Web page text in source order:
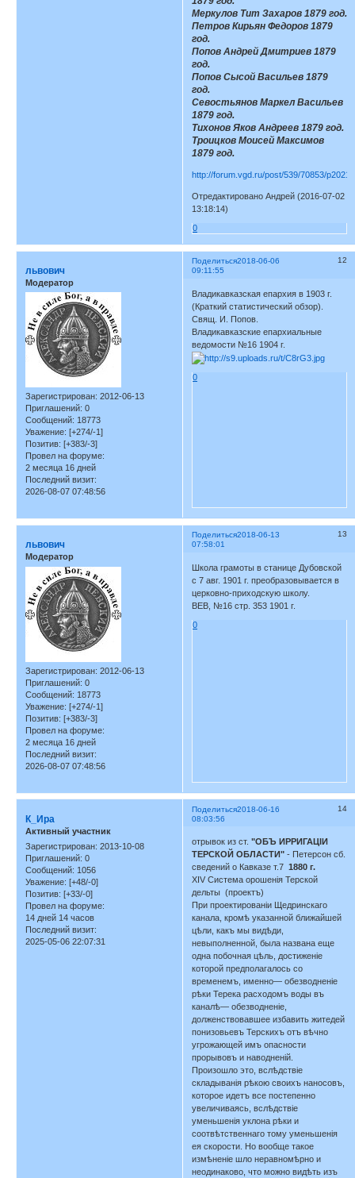
Меркулов Тит Захаров 1879 год.
Петров Кирьян Федоров 1879
год.
Попов Андрей Дмитриев 1879
год.
Попов Сысой Васильев 1879
год.
Севостьянов Маркел Васильев
1879 год.
Тихонов Яков Андреев 1879 год.
Троицков Моисей Максимов
1879 год.
http://forum.vgd.ru/post/539/70853/
Отредактировано Андрей (2016-07-02
13:18:14)
0
Поделиться 12
2018-06-06
09:11:55
львович
Модератор
Зарегистрирован: 2012-06-13
Приглашений: 0
Сообщений: 18773
Уважение: [+274/-1]
Позитив: [+383/-3]
Провел на форуме:
2 месяца 16 дней
Последний визит:
2026-08-07 07:48:56
Владикавказская епархия в 1903 г.
(Краткий статистический обзор).
Свящ. И. Попов.
Владикавказские епархиальные
ведомости №16 1904 г.
0
Поделиться 13
2018-06-13
07:58:01
львович
Модератор
Зарегистрирован: 2012-06-13
Приглашений: 0
Сообщений: 18773
Уважение: [+274/-1]
Позитив: [+383/-3]
Провел на форуме:
2 месяца 16 дней
Последний визит:
2026-08-07 07:48:56
Школа грамоты в станице Дубовской
с 7 авг. 1901 г. преобразовывается в
церковно-приходскую школу.
ВЕВ, №16 стр. 353 1901 г.
0
Поделиться 14
2018-06-16
08:03:56
К_Ира
Активный участник
Зарегистрирован: 2013-10-08
Приглашений: 0
Сообщений: 1056
Уважение: [+48/-0]
Позитив: [+33/-0]
Провел на форуме:
14 дней 14 часов
Последний визит:
2025-05-06 22:07:31
отрывок из ст. "ОБЪ ИРРИГАЦІИ
ТЕРСКОЙ ОБЛАСТИ" - Петерсон сб.
сведений о Кавказе т.71880 г.
XIV Система орошенія Терской
дельты (проектъ)
При проектированіи Щедринскаго
канала, кромѣ указанной ближайшей
цѣли, какъ мы видѣди,
невыполненной, была названа еще
одна побочная цѣль, достиженіе
которой предполагалось со
временемъ, именно— обезводненіе
рѣки Терека расходомъ воды въ
каналѣ— обезводненіе,
долженствовавшее избавить житедей
понизовьевъ Терскихъ отъ вѣчно
угрожающей имъ опасности
прорывовъ и наводненій.
Произошло это, вслѣдствіе
складыванія рѣкою своихъ наносовъ,
которое идетъ все постепенно
увеличиваясь, вслѣдствіе
уменьшенія уклона рѣки и
соотвѣтственнаго тому уменьшенія
ея скорости. Но вообще такое
измѣненіе шло неравномѣрно и
неодинаково, что можно видѣть изъ